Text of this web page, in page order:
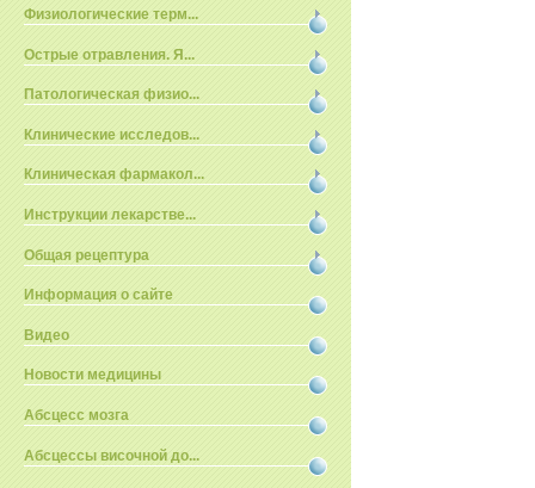
Физиологические терм...
Острые отравления. Я...
Патологическая физио...
Клинические исследов...
Клиническая фармакол...
Инструкции лекарстве...
Общая рецептура
Информация о сайте
Видео
Новости медицины
Абсцесс мозга
Абсцессы височной до...